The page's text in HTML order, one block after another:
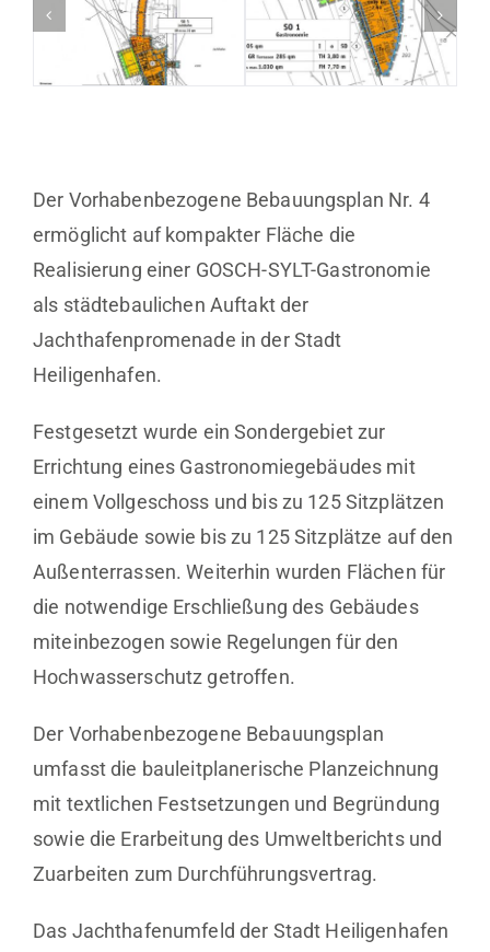
Der Vorhabenbezogene Bebauungsplan Nr. 4
ermöglicht auf kompakter Fläche die
Realisierung einer GOSCH-SYLT-Gastronomie
als städtebaulichen Auftakt der
Jachthafenpromenade in der Stadt
Heiligenhafen.
Festgesetzt wurde ein Sondergebiet zur
Errichtung eines Gastronomiegebäudes mit
einem Vollgeschoss und bis zu 125 Sitzplätzen
im Gebäude sowie bis zu 125 Sitzplätze auf den
Außenterrassen. Weiterhin wurden Flächen für
die notwendige Erschließung des Gebäudes
miteinbezogen sowie Regelungen für den
Hochwasserschutz getroffen.
Der Vorhabenbezogene Bebauungsplan
umfasst die bauleitplanerische Planzeichnung
mit textlichen Festsetzungen und Begründung
sowie die Erarbeitung des Umweltberichts und
Zuarbeiten zum Durchführungsvertrag.
Das Jachthafenumfeld der Stadt Heiligenhafen